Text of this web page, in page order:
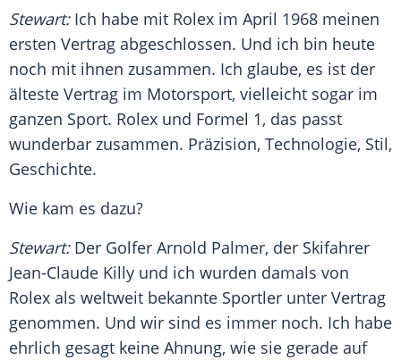
Stewart:Ich habe mit Rolex im April 1968 meinen
ersten Vertrag abgeschlossen. Und ich bin heute
noch mit ihnen zusammen. Ich glaube, es ist der
älteste Vertrag im Motorsport, vielleicht sogar im
ganzen Sport. Rolex und Formel 1, das passt
wunderbar zusammen. Präzision, Technologie, Stil,
Geschichte.
Wie kam es dazu?
Stewart:Der Golfer Arnold Palmer, der Skifahrer
Jean-Claude Killy und ich wurden damals von
Rolex als weltweit bekannte Sportler unter Vertrag
genommen. Und wir sind es immer noch. Ich habe
ehrlich gesagt keine Ahnung, wie sie gerade auf